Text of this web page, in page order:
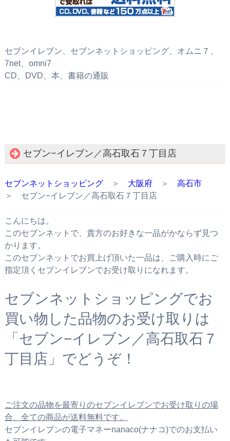
セブンイレブン、セブンネットショッピング、オムニ７、
7net、omni7
CD、DVD、本、書籍の通販
セブン−イレブン／高石取石７丁目店
セブンネットショッピング＞ 大阪府＞ 高石市
＞ セブン−イレブン／高石取石７丁目店
こんにちは。
このセブンネットで、貴方のお好きな一品がかならず見つ
かります。
このセブンネットでお買上げ頂いた一品は、ご購入時にご
指定頂くセブンイレブンでお受け取りになれます。
セブンネットショッピングでお
買い物した品物のお受け取りは
「セブン−イレブン／高石取石７
丁目店」でどうぞ！
ご注文の品物を最寄りのセブンイレブンでお受け取りの場
合、全ての商品が送料無料です。
セブンイレブンの電子マネーnanaco(ナナコ)でのお支払い